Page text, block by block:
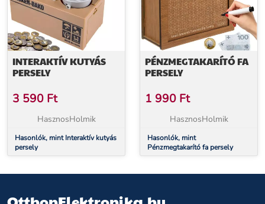
INTERAKTÍV KUTYÁS
PERSELY
3 590 Ft
HasznosHolmik
Hasonlók, mint Interaktív kutyás
persely
PÉNZMEGTAKARÍTÓ FA
PERSELY
1 990 Ft
HasznosHolmik
Hasonlók, mint
Pénzmegtakarító fa persely